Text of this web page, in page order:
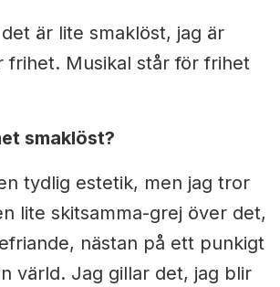
är lite smaklöst, jag är
frihet. Musikal står för frihet
smaklöst?
tydlig estetik, men jag tror
lite skitsamma-grej över det,
nästan på ett punkigt
värld. Jag gillar det, jag blir